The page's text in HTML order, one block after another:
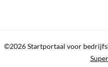
©2026 Startportaal voor